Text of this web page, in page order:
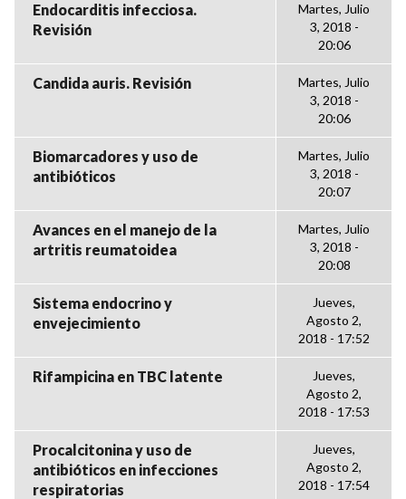
Endocarditis infecciosa.
Revisión
Martes, Julio
3, 2018 -
20:06
Candida auris. Revisión
Martes, Julio
3, 2018 -
20:06
Biomarcadores y uso de
antibióticos
Martes, Julio
3, 2018 -
20:07
Avances en el manejo de la
artritis reumatoidea
Martes, Julio
3, 2018 -
20:08
Sistema endocrino y
envejecimiento
Jueves,
Agosto 2,
2018 - 17:52
Rifampicina en TBC latente
Jueves,
Agosto 2,
2018 - 17:53
Procalcitonina y uso de
antibióticos en infecciones
respiratorias
Jueves,
Agosto 2,
2018 - 17:54